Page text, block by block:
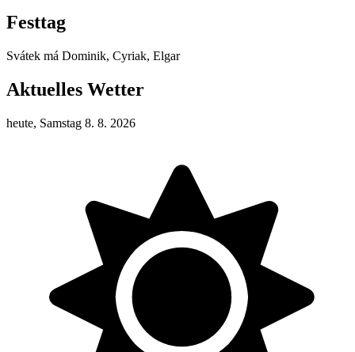
Festtag
Svátek má Dominik, Cyriak, Elgar
Aktuelles Wetter
heute, Samstag 8. 8. 2026